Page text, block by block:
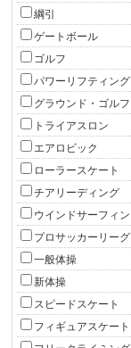
綱引
ゲートボール
ゴルフ
パワーリフティング
グラウンド・ゴルフ
トライアスロン
エアロビック
ローラースケート
チアリーディング
ウインドサーフィン
プロサッカーリーグ
一般体操
新体操
スピードスケート
フィギュアスケート